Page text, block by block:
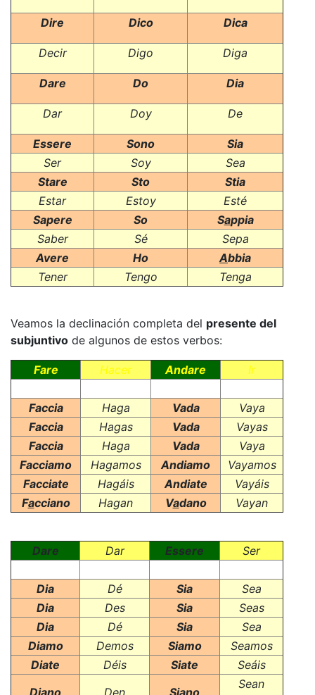
Dire Dico Dica
Decir Digo Diga
Dare Do Dia
Dar Doy De
Essere Sono
Sia
Ser
Soy
Sea
Stare
Sto
Stia
Estar
Estoy
Esté
Sapere
So Sappia
Saber
Sé
Sepa
Avere
Ho Abbia
Tener
Tengo Tenga
Veamos la declinación completa del presente del
subjuntivo de algunos de estos verbos:
Fare Hacer Andare Ir
Faccia Haga Vada
Vaya
Faccia
Hagas Vada
Vayas
Faccia
Haga Vada
Vaya
Facciamo
Hagamos Andiamo
Vayamos
Facciate
Hagáis Andiate
Vayáis
Facciano Hagan Vadano Vayan
Dare Dar Essere Ser
Dia Dé Sia
Sea
Dia
Des Sia
Seas
Dia
Dé Sia
Sea
Diamo
Demos Siamo
Seamos
Diate
Déis Siate
Seáis
Diano Den Siano
Sean